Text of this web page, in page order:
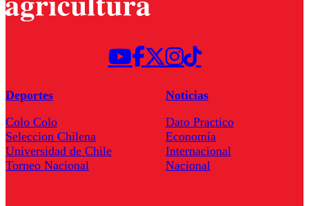
Deportes
Colo Colo
Seleccion Chilena
Universidad de Chile
Torneo Nacional
Noticias
Dato Practico
Economía
Internacional
Nacional